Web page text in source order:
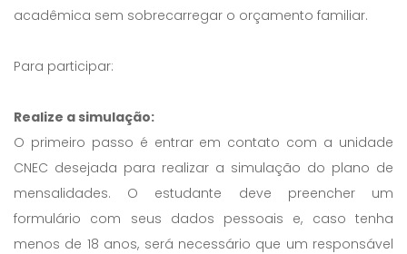
acadêmica sem sobrecarregar o orçamento familiar.
Para participar:
Realize a simulação:
O primeiro passo é entrar em contato com a unidade
CNEC desejada para realizar a simulação do plano de
mensalidades. O estudante deve preencher um
formulário com seus dados pessoais e, caso tenha
menos de 18 anos, será necessário que um responsável